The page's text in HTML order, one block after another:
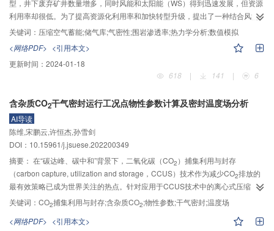
55.14×10 ～60.78×10 t（吨标准煤），天然气消费量在5 449×10 ～6
006×108m3之间；2060年一次能源消费总量为53.43×108～68.20×108t，天
然气消费量预计达到5 280×10 ～6 740×10 m ，天然气行业具有巨大的发展
勘开发力度的同时，积极推动对页岩气、煤层气、生物天然气及天然气水合物
等非常规天然气的开发和试采，同时，促进进口LNG和管道气等贸易，巩固能
源供应安全，丰富供应类型；燃气发电和工业用热将成为天然气在消费端的主
响应等优势承担电网调峰调频作用；工业领域需大力推动以气代煤，提高天然
气在高耗能行业的使用量；2）结合可再生能源产业现状从生产、储运、利用3
方面提出了天然气产业与风能、太阳能和氢能等绿色可再生能源系统深度耦合
发展的思路：天然气开发过程中引入更多电驱设备，大力发展二氧化碳强化页
岩气开采、CCUS等负排放技术；重视天然气管网和储气库等基础设施尤其是
应急调峰能力建设，实现电转气、储氢、碳封存等技术的深度融合；结合新型
电网，通过数字和智能技术改造管理和控制模式，实现天然气储集运输及消费
型，井下废弃矿井数量增多，同时风能和太阳能（WS）得到迅速发展，但资源
利用率却很低。为了提高资源化利用率和加快转型升级，提出了一种结合风能
和太阳能的混合压缩空气蓄能（CAES）系统，并将井下废弃矿井作为压缩空气
的储能空间。首先，根据太阳能、风能、毁弃煤矿地下空间资源及电网分布特
征确定了WS–CAES混合系统的潜在区域，主要分布在三北（东北、华北北部
和西北）地区，具备了发展该系统的巨大潜力。然后，基于系统压缩机、膨胀
机、热换器和储气室等各参数数学模型，研究了换热器效能、环境温度、质量
压缩机/涡轮机级数对总效率（η）具有显着影响，级数2增至级数5时，η增幅为
7.31％。最后，针对毁弃煤矿巷道储存高压气体的可行性，从巷道深度、内衬
及围岩渗透性方面进行Comsol软件数值计算和分析，结果表明：巷道深度对系
统储存气体的泄漏无明显影响；巷道内衬对系统稳定性具有重要作用；围岩渗
透率则是决定系统气密性的关键因素，其围岩渗透率越小，储气库气体泄露量
越小，气密性则越好；同时，煤矿井下主通风巷和运输巷具有储存压缩空气能
力。
关键词： 压缩空气蓄能;储气库;气密性;围岩渗透率;热力学分析;数值模拟
<网络PDF> <引用本文>
更新时间： 2024-01-18
618
| 141 | 6
含杂质CO2干气密封运行工况点物性参数计算及密封温度场分析
AI导读
陈维,宋鹏云,许恒杰,孙雪剑
DOI：10.15961/j.jsuese.202200349
摘要： 在“碳达峰、碳中和”背景下，二氧化碳（CO2 ）捕集利用与封存
（carbon capture, utilization and storage，CCUS）技术作为减少CO2排放的
最有效策略已成为世界关注的热点。针对应用于CCUS技术中的离心式压缩
机，以螺旋槽干气密封为研究对象，含杂质CO2为润滑介质，基于EOS–
mixtures）模型获得干气密封运行工况范围内含杂质CO
混合物密度、焓值、声
关键词： CO2捕集利用与封存;含杂质CO2;物性参数;干气密封;温度场
<网络PDF> <引用本文>